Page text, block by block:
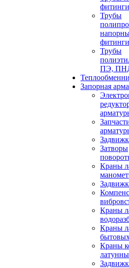
фитинги
Трубы
фитинги
Трубы
ПЭ,
Запорная
Затворы
Краны
Краны
Краны
Краны